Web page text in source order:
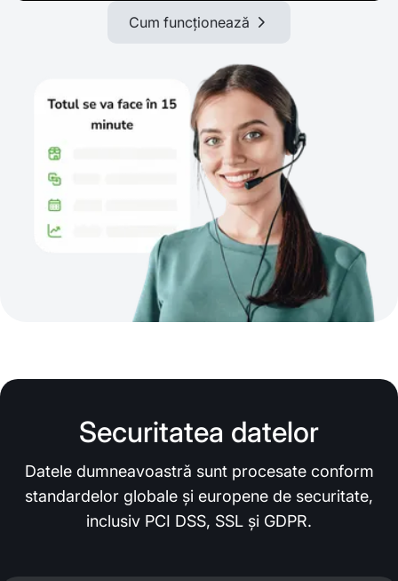
Cum funcționează
Securitatea datelor
Datele dumneavoastră sunt procesate conform
standardelor globale și europene de securitate,
inclusiv PCI DSS, SSL și GDPR.